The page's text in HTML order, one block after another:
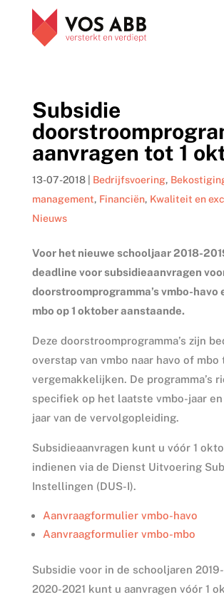
Subsidie
aanvragen tot 1
13-07-2018| Bedrijfsvoering,
management, Financiën, Kwaliteit en
Nieuws
Voor het nieuwe schooljaar 2018-
deadline voor subsidieaanvragen
doorstroomprogramma’s vmbo-havo
mbo op 1 oktober aanstaande.
Deze doorstroomprogramma’s zijn
overstap van vmbo naar havo of mbo
vergemakkelijken. De programma’s
specifiek op het laatste vmbo-jaar
jaar van de vervolgopleiding.
Subsidieaanvragen kunt u vóór 1
indienen via de Dienst Uitvoering
Instellingen (DUS-I).
Aanvraagformulier vmbo-havo
Aanvraagformulier vmbo-mbo
Subsidie voor in de schooljaren
2020-2021 kunt u aanvragen vóór 1